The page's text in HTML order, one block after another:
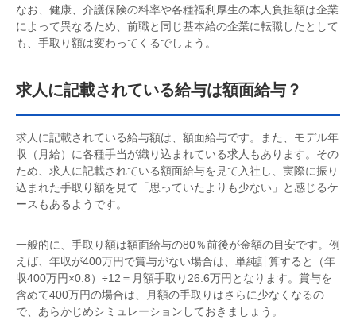
なお、健康、介護保険の料率や各種福利厚生の本人負担額は企業
によって異なるため、前職と同じ基本給の企業に転職したとして
も、手取り額は変わってくるでしょう。
求人に記載されている給与は額面給与？
求人に記載されている給与額は、額面給与です。また、モデル年
収（月給）に各種手当が織り込まれている求人もあります。その
ため、求人に記載されている額面給与を見て入社し、実際に振り
込まれた手取り額を見て「思っていたよりも少ない」と感じるケ
ースもあるようです。
一般的に、手取り額は額面給与の80％前後が金額の目安です。例
えば、年収が400万円で賞与がない場合は、単純計算すると（年
収400万円×0.8）÷12＝月額手取り26.6万円となります。賞与を
含めて400万円の場合は、月額の手取りはさらに少なくなるの
で、あらかじめシミュレーションしておきましょう。